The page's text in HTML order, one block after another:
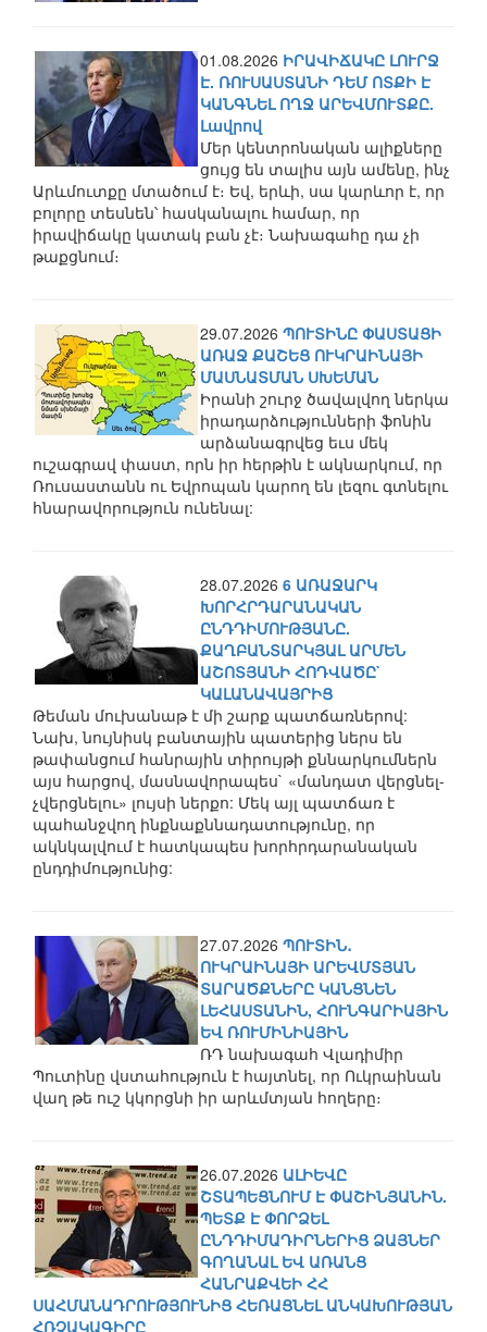
01.08.2026 ԻՐԱՎԻՃԱԿԸ ԼՈՒՐՋ
Է. ՌՈՒՍԱՍՏԱՆԻ ԴԵՄ ՈՏՔԻ Է
ԿԱՆԳՆԵԼ ՈՂՋ ԱՐԵՎՄՈՒՏՔԸ.
Լավրով
Մեր կենտրոնական ալիքները
ցույց են տալիս այն ամենը, ինչ
Արևմուտքը մտածում է։ Եվ, երևի, սա կարևոր է, որ
բոլորը տեսնեն՝ հասկանալու համար, որ
իրավիճակը կատակ բան չէ։ Նախագահը դա չի
թաքցնում։
29.07.2026 ՊՈՒՏԻՆԸ ՓԱՍՏԱՑԻ
ԱՌԱՋ ՔԱՇԵՑ ՈՒԿՐԱԻՆԱՅԻ
ՄԱՍՆԱՏՄԱՆ ՍԽԵՄԱՆ
Իրանի շուրջ ծավալվող ներկա
իրադարձությունների ֆոնին
արձանագրվեց եւս մեկ
ուշագրավ փաստ, որն իր հերթին է ակնարկում, որ
Ռուսաստանն ու Եվրոպան կարող են լեզու գտնելու
հնարավորություն ունենալ:
28.07.2026 6 ԱՌԱՋԱՐԿ
ԽՈՐՀՐԴԱՐԱՆԱԿԱՆ
ԸՆԴԴԻՄՈՒԹՅԱՆԸ.
ՔԱՂԲԱՆՏԱՐԿՅԱԼ ԱՐՄԵՆ
ԱՇՈՏՅԱՆԻ ՀՈԴՎԱԾԸ`
ԿԱԼԱՆԱՎԱՅՐԻՑ
Թեման մուխանաթ է մի շարք պատճառներով:
Նախ, նույնիսկ բանտային պատերից ներս են
թափանցում հանրային տիրույթի քննարկումներն
այս հարցով, մասնավորապես` «մանդատ վերցնել-
չվերցնելու» լույսի ներքո: Մեկ այլ պատճառ է
պահանջվող ինքնաքննադատությունը, որ
ակնկալվում է հատկապես խորհրդարանական
ընդդիմությունից:
27.07.2026 ՊՈՒՏԻՆ․
ՈՒԿՐԱԻՆԱՅԻ ԱՐԵՎՄՏՅԱՆ
ՏԱՐԱԾՔՆԵՐԸ ԿԱՆՑՆԵՆ
ԼԵՀԱՍՏԱՆԻՆ, ՀՈՒՆԳԱՐԻԱՅԻՆ
ԵՎ ՌՈՒՄԻՆԻԱՅԻՆ
ՌԴ նախագահ Վլադիմիր
Պուտինը վստահություն է հայտնել, որ Ուկրաինան
վաղ թե ուշ կկորցնի իր արևմտյան հողերը։
26.07.2026 ԱԼԻԵՎԸ
ՇՏԱՊԵՑՆՈՒՄ Է ՓԱՇԻՆՅԱՆԻՆ.
ՊԵՏՔ Է ՓՈՐՁԵԼ
ԸՆԴԴԻՄԱԴԻՐՆԵՐԻՑ ՁԱՅՆԵՐ
ԳՈՂԱՆԱԼ ԵՎ ԱՌԱՆՑ
ՀԱՆՐԱՔՎԵԻ ՀՀ
ՍԱՀՄԱՆԱԴՐՈՒԹՅՈՒՆԻՑ ՀԵՌԱՑՆԵԼ ԱՆԿԱԽՈՒԹՅԱՆ
ՀՌՉԱԿԱԳԻՐԸ